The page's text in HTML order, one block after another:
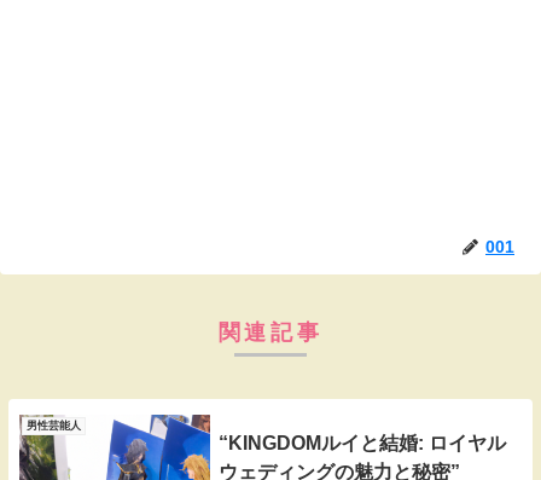
001
関連記事
男性芸能人
“KINGDOMルイと結婚: ロイヤル
ウェディングの魅力と秘密”